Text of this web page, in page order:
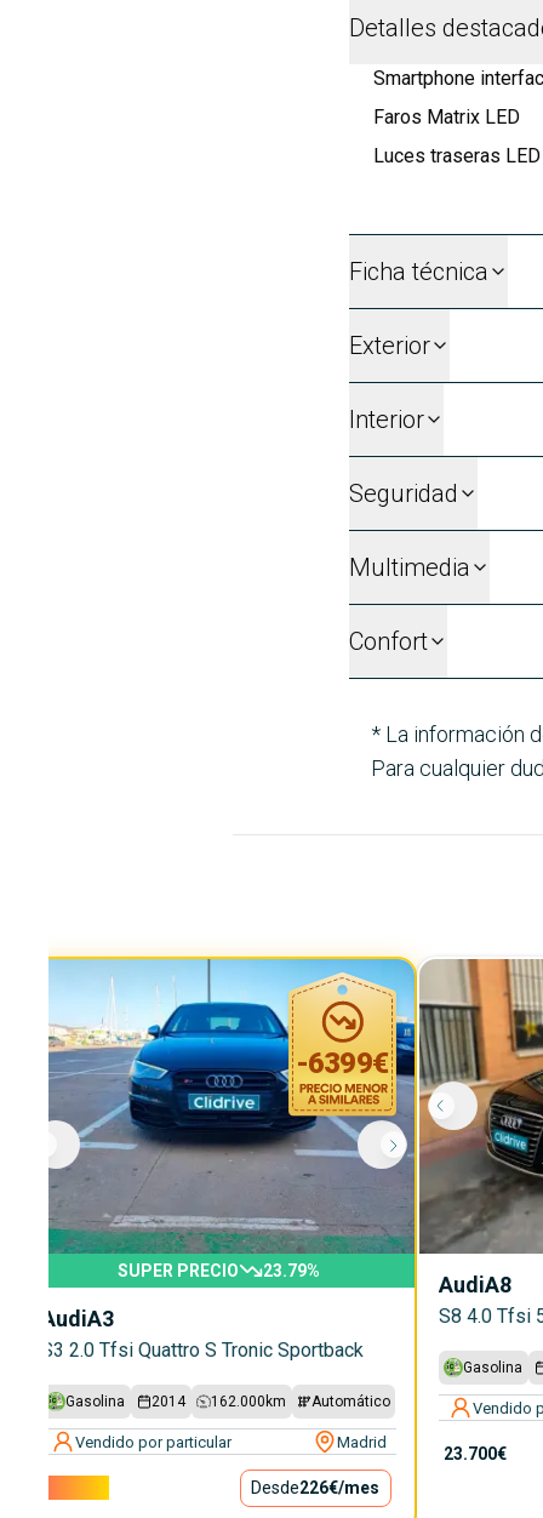
Detalles
Smartphone
Faros Matrix LED
Luces traseras
Ficha técnica
Exterior
Interior
Seguridad
Multimedia
Confort
* La información
Para cualquier
-6399€
SUPER PRECIO 23.79%
AudiA3
S3 2.0 Tfsi Quattro S Tronic Sportback
Gasolina 2014 162.000 km Automático
Vendido por particular Madrid
Desde226€/mes
AudiA8
S8 4.0 Tfsi
Gasolina
Vendido
23.700€